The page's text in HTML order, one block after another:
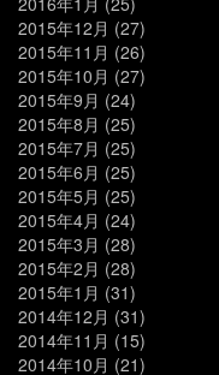
2015年12月 (27)
2015年11月 (26)
2015年10月 (27)
2015年9月 (24)
2015年8月 (25)
2015年7月 (25)
2015年6月 (25)
2015年5月 (25)
2015年4月 (24)
2015年3月 (28)
2015年2月 (28)
2015年1月 (31)
2014年12月 (31)
2014年11月 (15)
2014年10月 (21)